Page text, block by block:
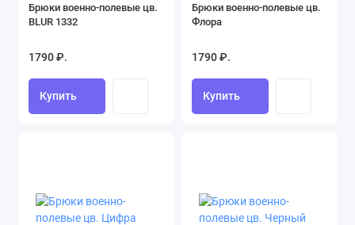
Брюки военно-полевые цв.
BLUR 1332
1790 ₽.
Купить
Брюки военно-полевые цв.
Флора
1790 ₽.
Купить